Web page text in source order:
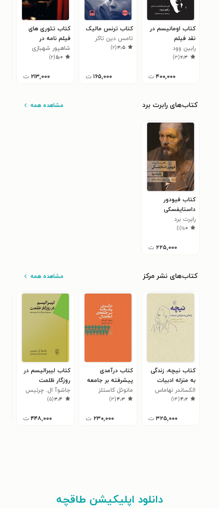
کتاب اومانیسم در
نقد فیلم
رابین وود
۲٫۳(۳)
۴۰۰,۰۰۰ ت
کتاب ترنس مالیک
تامس دین تاکر
۳٫۵(۲)
۱۶۵,۰۰۰ ت
کتاب تئوری های
فیلم نامه در
سینمای داستانی ۱
شاهپور شهبازی
۵٫۰(۲)
۲۱۳,۰۰۰ ت
کتاب‌های رابرت برد مشاهده همه
کتاب فیودور
داستایفسکی
رابرت برد
۱٫۰(۱)
۲۲۵,۰۰۰ ت
کتاب‌های نشر مرکز مشاهده همه
کتاب نیچه، زندگی
به منزله ادبیات
الکساندر نهاماس
۴٫۲(۱۴)
۳۲۵,۰۰۰ ت
کتاب درآمدی
پیشرفته بر جامعه
دیجیتال
مانوئل کاستلز
۴٫۳(۳)
۲۳۰,۰۰۰ ت
کتاب لیبرالیسم در
روزگار ظلمت
جاشوآ ال. چرنیس
۳٫۴(۵)
۴۴۸,۰۰۰ ت
دانلود اپلیکیشن طاقچه